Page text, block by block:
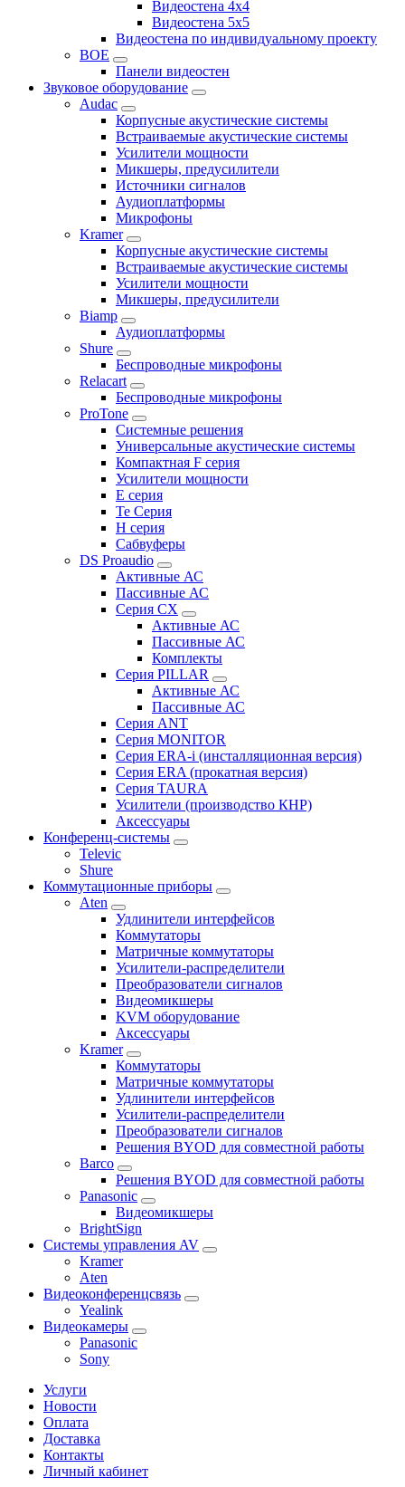
Видеостена 4x4
Видеостена 5x5
Видеостена по индивидуальному проекту
BOE
Панели видеостен
Звуковое оборудование
Audac
Корпусные акустические системы
Встраиваемые акустические системы
Усилители мощности
Микшеры, предусилители
Источники сигналов
Аудиоплатформы
Микрофоны
Kramer
Корпусные акустические системы
Встраиваемые акустические системы
Усилители мощности
Микшеры, предусилители
Biamp
Аудиоплатформы
Shure
Беспроводные микрофоны
Relacart
Беспроводные микрофоны
ProTone
Системные решения
Универсальные акустические системы
Компактная F серия
Усилители мощности
E серия
Te Серия
H серия
Сабвуферы
DS Proaudio
Активные АС
Пассивные АС
Серия CX
Активные АС
Пассивные АС
Комплекты
Серия PILLAR
Активные АС
Пассивные АС
Серия ANT
Серия MONITOR
Серия ERA-i (инсталляционная версия)
Серия ERA (прокатная версия)
Серия TAURA
Усилители (производство КНР)
Аксессуары
Конференц-системы
Televic
Shure
Коммутационные приборы
Aten
Удлинители интерфейсов
Коммутаторы
Матричные коммутаторы
Усилители-распределители
Преобразователи сигналов
Видеомикшеры
KVM оборудование
Аксессуары
Kramer
Коммутаторы
Матричные коммутаторы
Удлинители интерфейсов
Усилители-распределители
Преобразователи сигналов
Решения BYOD для совместной работы
Barco
Решения BYOD для совместной работы
Panasonic
Видеомикшеры
BrightSign
Системы управления AV
Kramer
Aten
Видеоконференцсвязь
Yealink
Видеокамеры
Panasonic
Sony
Услуги
Новости
Оплата
Доставка
Контакты
Личный кабинет